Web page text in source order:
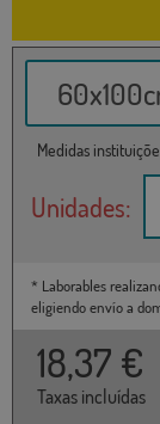
Medidas
Unidades:
* Laborables
eligiendo envío a
18,37 €
Taxas incluídas